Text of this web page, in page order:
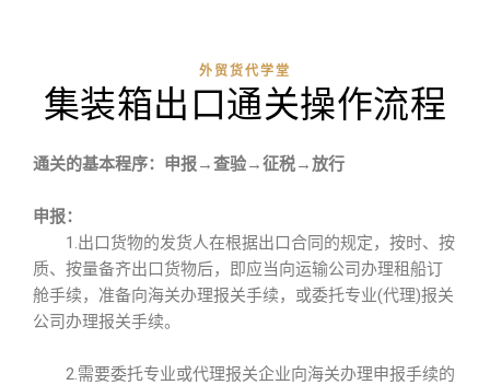
外贸货代学堂
集装箱出口通关操作流程
通关的基本程序：申报→查验→征税→放行
申报：
1.出口货物的发货人在根据出口合同的规定，按时、按
质、按量备齐出口货物后，即应当向运输公司办理租船订
舱手续，准备向海关办理报关手续，或委托专业(代理)报关
公司办理报关手续。
2.需要委托专业或代理报关企业向海关办理申报手续的